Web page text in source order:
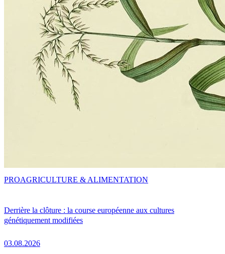
Derrière la clôture : la course européenne aux cultures
génétiquement modifiées
03.08.2026
PROAGRICULTURE & ALIMENTATION